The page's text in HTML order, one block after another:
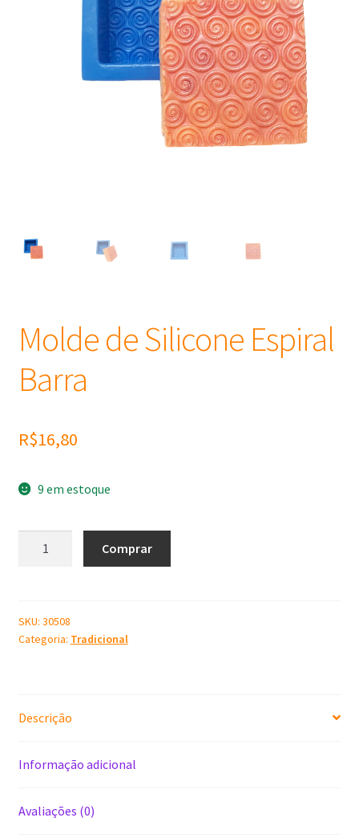
Óleos
Molde de Silicone Espiral
Barra
R$16,80
9 em estoque
Barra
quantidade
Comprar
SKU: 30508
Categoria: Tradicional
Descrição
Informação adicional
Avaliações (0)